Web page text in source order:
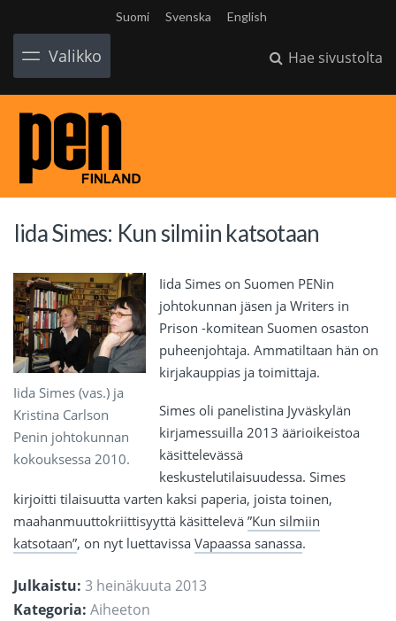
Suomi Svenska English
Valikko Hae sivustolta
Iida Simes: Kun silmiin katsotaan
Iida Simes (vas.) ja
Kristina Carlson
Penin johtokunnan
kokouksessa 2010.
Iida Simes on Suomen PENin
johtokunnan jäsen ja Writers in
Prison -komitean Suomen osaston
puheenjohtaja. Ammatiltaan hän on
kirjakauppias ja toimittaja.
Simes oli panelistina Jyväskylän
kirjamessuilla 2013 äärioikeistoa
käsittelevässä
keskustelutilaisuudessa. Simes
kirjoitti tilaisuutta varten kaksi paperia, joista toinen,
maahanmuuttokriittisyyttä käsittelevä ”Kun silmiin
katsotaan”, on nyt luettavissa Vapaassa sanassa.
Julkaistu: 3 heinäkuuta 2013
Kategoria: Aiheeton